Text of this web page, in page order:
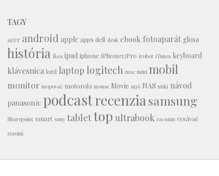
TAGY
acer android apple apps dell desk ebook fotoaparát glosa
história ikea ipad iphone iPhone13Pro irobot iTunes keyboard
klávesnica kutil laptop logitech mac mini mobil
monitor mopovač motorola mouse Movie myš NAS nuki návod
panasonic podcastrecenziasamsung
Sharepoint smart sony tablettop ultrabook vacuum vysávač
xiaomi